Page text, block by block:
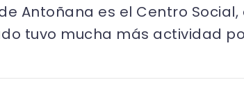
Antoñana es el Centro
tuvo mucha más actividad